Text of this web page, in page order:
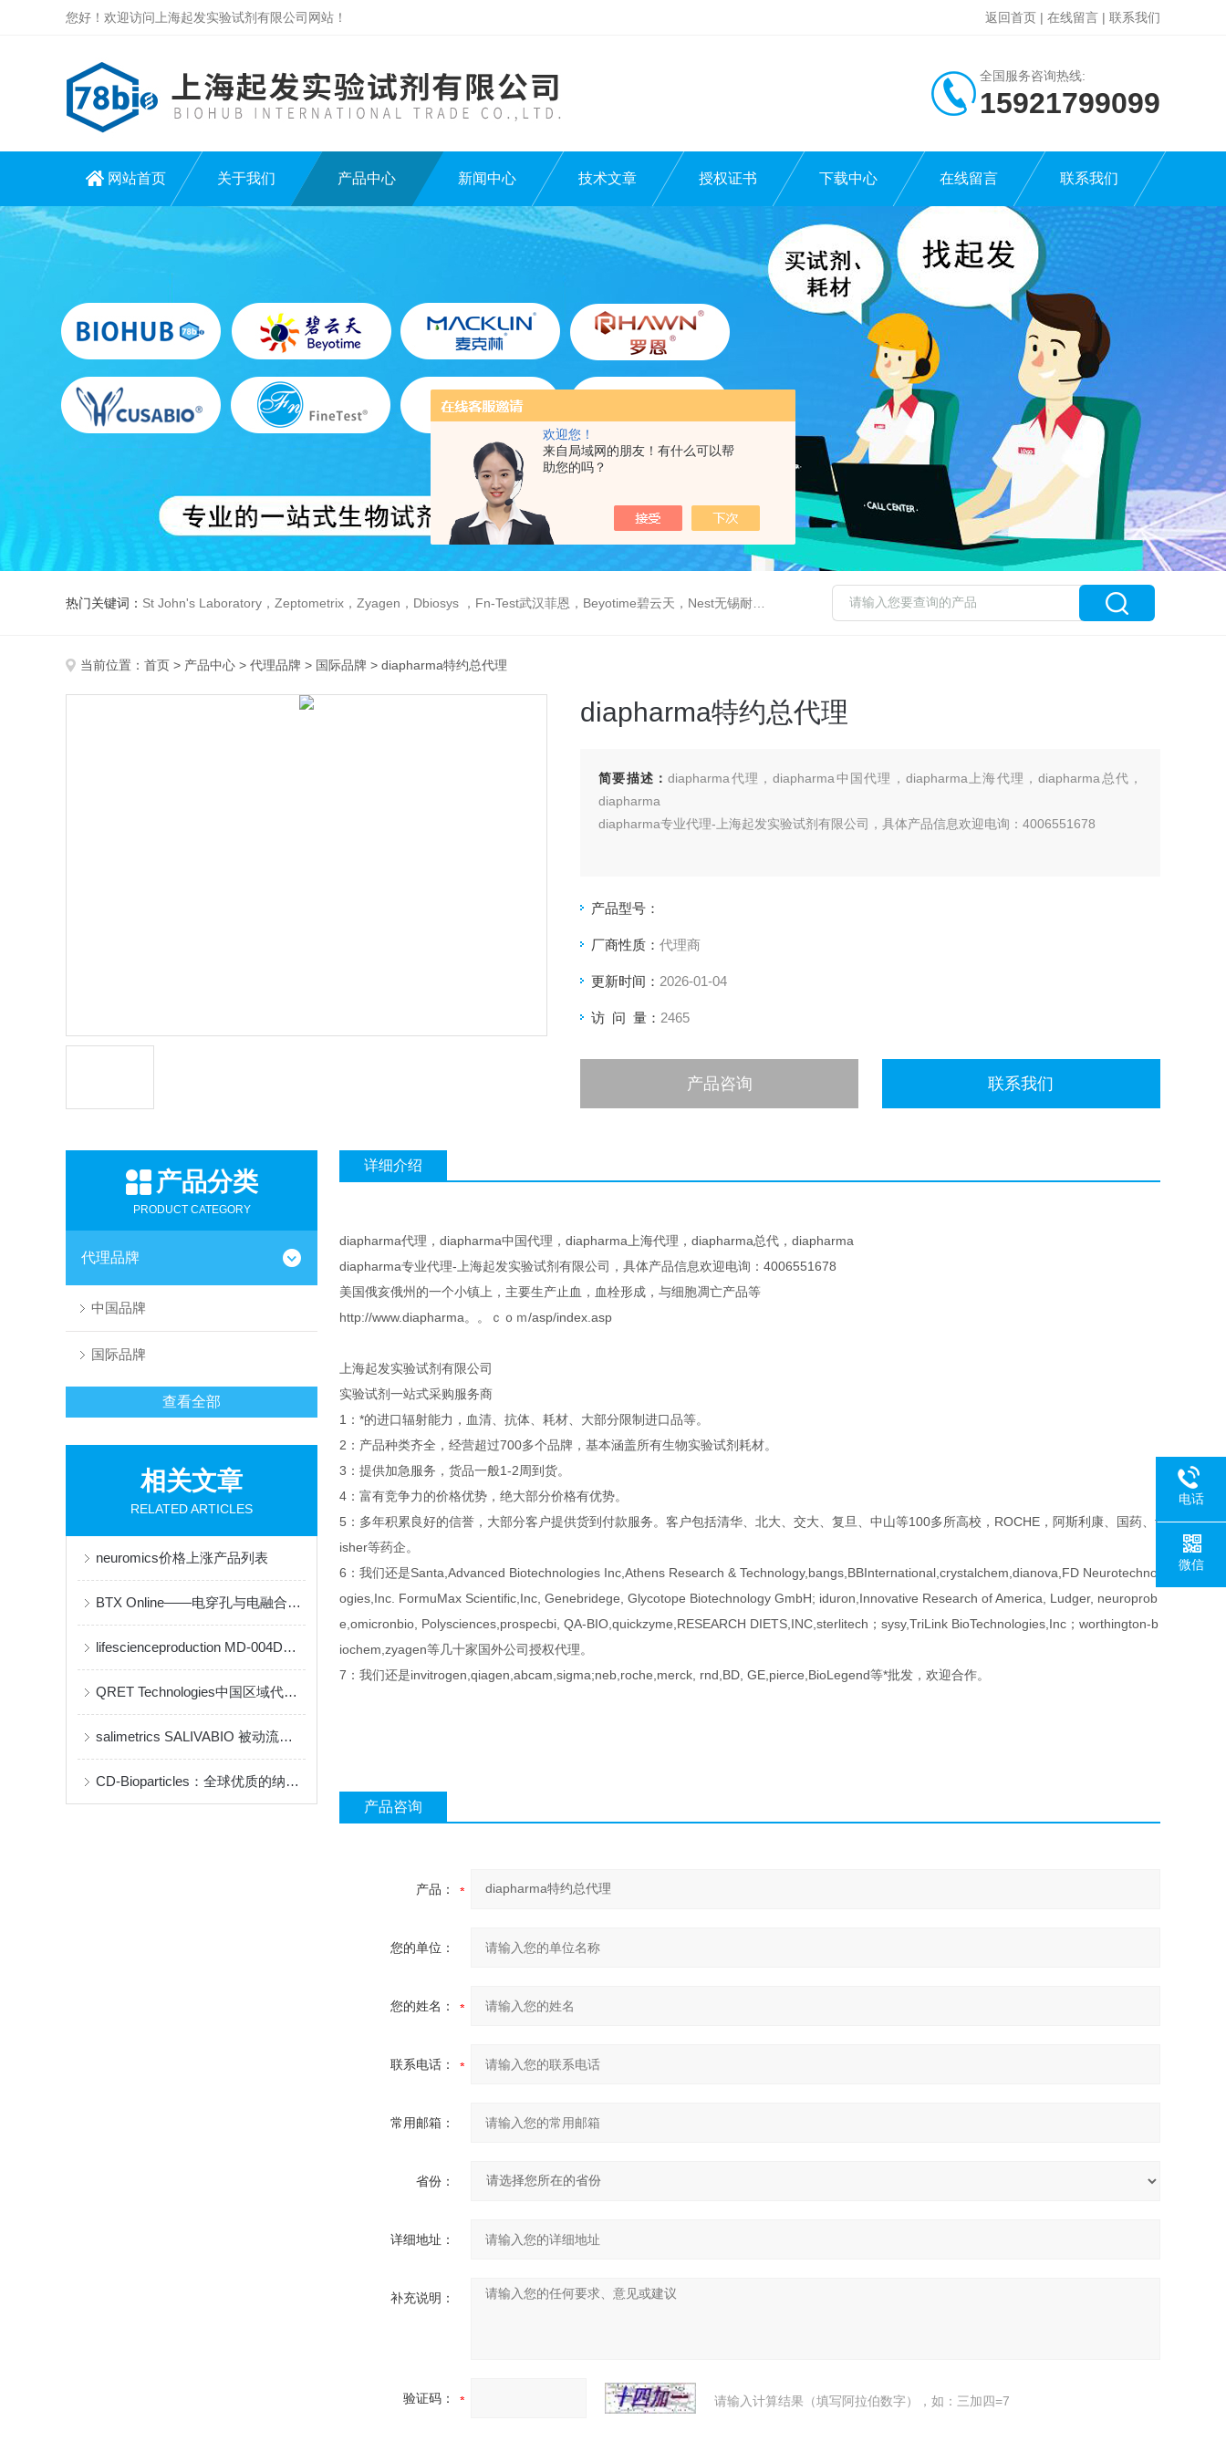
欢迎您！
来自局域网的朋友！有什么可以帮
助您的吗？
您好！欢迎访问上海起发实验试剂有限公司网站！ 返回首页 | 在线留言 | 联系我们
全国服务咨询热线:
15921799099
网站首页 关于我们 产品中心 新闻中心 技术文章 授权证书 下载中心 在线留言 联系我们
热门关键词： St John's Laboratory，Zeptometrix，Zyagen，Dbiosys ，Fn-Test武汉菲恩，Beyotime碧云天，Nest无锡耐思，Elabscience伊莱瑞特，Macklin麦克林生物，Cobioer科佰生物
当前位置： 首页 > 产品中心 > 代理品牌 > 国际品牌 > diapharma特约总代理
diapharma特约总代理
简要描述：diapharma代理，diapharma中国代理，diapharma上海代理，diapharma总代，
diapharma
diapharma专业代理-上海起发实验试剂有限公司，具体产品信息欢迎电询：4006551678
产品型号：
厂商性质： 代理商
更新时间： 2026-01-04
访 问 量： 2465
产品咨询 联系我们
产品分类
PRODUCT CATEGORY
代理品牌
中国品牌
国际品牌
查看全部
相关文章
RELATED ARTICLES
neuromics价格上涨产品列表
BTX Online——电穿孔与电融合技术的先锋品牌
lifescienceproduction MD-004D说明书
QRET Technologies中国区域代理商及品牌介绍(qrettech特约代理)
salimetrics ​SALIVABIO 被动流口水法
CD-Bioparticles：全球优质的纳米药物递送与生物材料研发平台
详细介绍
diapharma代理，diapharma中国代理，diapharma上海代理，diapharma总代，diapharma
diapharma专业代理-上海起发实验试剂有限公司，具体产品信息欢迎电询：4006551678
美国俄亥俄州的一个小镇上，主要生产止血，血栓形成，与细胞凋亡产品等
http://www.diapharma。。ｃｏｍ/asp/index.asp
上海起发实验试剂有限公司
实验试剂一站式采购服务商
1：*的进口辐射能力，血清、抗体、耗材、大部分限制进口品等。
2：产品种类齐全，经营超过700多个品牌，基本涵盖所有生物实验试剂耗材。
3：提供加急服务，货品一般1-2周到货。
4：富有竞争力的价格优势，绝大部分价格有优势。
5：多年积累良好的信誉，大部分客户提供货到付款服务。客户包括清华、北大、交大、复旦、中山等100多所高校，ROCHE，阿斯利康、国药、f
isher等药企。
6：我们还是Santa,Advanced Biotechnologies Inc,Athens Research & Technology,bangs,BBInternational,crystalchem,dianova,FD Neurotechnol
ogies,Inc. FormuMax Scientific,Inc, Genebridege, Glycotope Biotechnology GmbH; iduron,Innovative Research of America, Ludger, neuroprob
e,omicronbio, Polysciences,prospecbi, QA-BIO,quickzyme,RESEARCH DIETS,INC,sterlitech；sysy,TriLink BioTechnologies,Inc；worthington-b
iochem,zyagen等几十家国外公司授权代理。
7：我们还是invitrogen,qiagen,abcam,sigma;neb,roche,merck, rnd,BD, GE,pierce,BioLegend等*批发，欢迎合作。
产品咨询
产品：
您的单位：
您的姓名：
联系电话：
常用邮箱：
省份：
详细地址：
补充说明：
验证码： 请输入计算结果（填写阿拉伯数字），如：三加四=7
电话
微信